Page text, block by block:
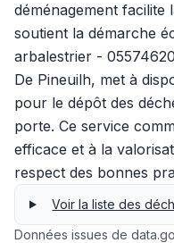
déménagement facilite
soutient la démarche
arbalestrier -
De Pineuilh, met à
pour le dépôt des
porte. Ce service
efficace et à la
respect des bonnes
Voir la liste des
Données issues de